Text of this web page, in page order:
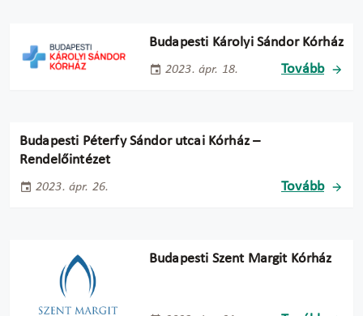
Budapesti Károlyi Sándor Kórház
2023. ápr. 18. Tovább
Budapesti Péterfy Sándor utcai Kórház –
Rendelőintézet
2023. ápr. 26. Tovább
Budapesti Szent Margit Kórház